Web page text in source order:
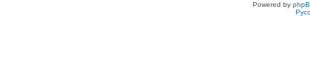
Powered by